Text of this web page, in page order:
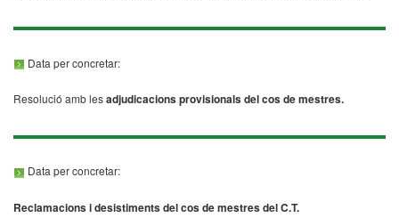
Data per concretar:
Resolució amb lesadjudicacions provisionals del cos de mestres.
Data per concretar:
Reclamacions i desistiments del cos de mestres del C.T.